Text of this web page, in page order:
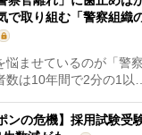
で取り組む「警察組
ませているのが「警
数は10年間で2分の1以
ンの危機】採用試験受